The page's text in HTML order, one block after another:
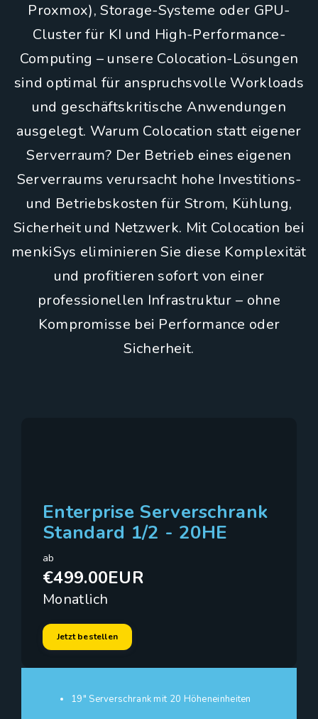
Proxmox), Storage-Systeme oder GPU-
Cluster für KI und High-Performance-
Computing – unsere Colocation-Lösungen
sind optimal für anspruchsvolle Workloads
und geschäftskritische Anwendungen
ausgelegt. Warum Colocation statt eigener
Serverraum? Der Betrieb eines eigenen
Serverraums verursacht hohe Investitions-
und Betriebskosten für Strom, Kühlung,
Sicherheit und Netzwerk. Mit Colocation bei
menkiSys eliminieren Sie diese Komplexität
und profitieren sofort von einer
professionellen Infrastruktur – ohne
Kompromisse bei Performance oder
Sicherheit.
Enterprise Serverschrank
Standard 1/2 - 20HE
ab
€499.00EUR
Monatlich
Jetzt bestellen
19" Serverschrank mit 20 Höheneinheiten